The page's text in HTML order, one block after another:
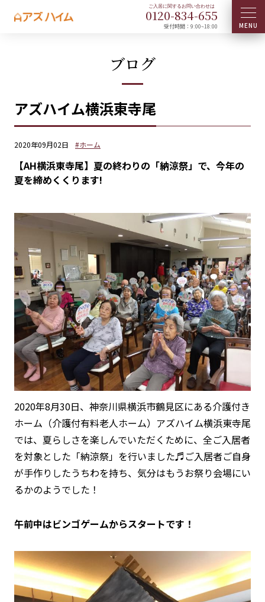
0120-834-655
受付時間：9:00~18:00
ブログ
アズハイム横浜東寺尾
2020年09月02日 #ホーム
【AH横浜東寺尾】夏の終わりの「納涼祭」で、今年の
夏を締めくくります!
2020年8月30日、神奈川県横浜市鶴見区にある介護付き
ホーム（介護付有料老人ホーム）アズハイム横浜東寺尾
では、夏らしさを楽しんでいただくために、全ご入居者
を対象とした「納涼祭」を行いました♬ご入居者ご自身
が手作りしたうちわを持ち、気分はもうお祭り会場にい
るかのようでした！
午前中はビンゴゲームからスタートです！